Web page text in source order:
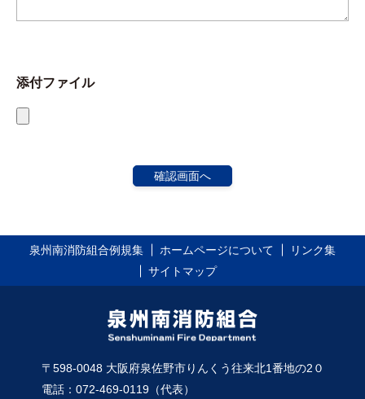
添付ファイル
泉州南消防組合例規集 ホームページについて
リンク集
サイトマップ
〒598-0048 大阪府泉佐野市りんくう往来北1番地の2０
電話：072-469-0119（代表）